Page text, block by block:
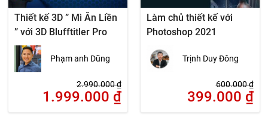
Thiết kế 3D ” Mì Ăn Liền
” với 3D Blufftitler Pro
Phạm anh Dũng
2.990.000₫
1.999.000 ₫
Làm chủ thiết kế với
Photoshop 2021
Trịnh Duy Đông
600.000₫
399.000 ₫